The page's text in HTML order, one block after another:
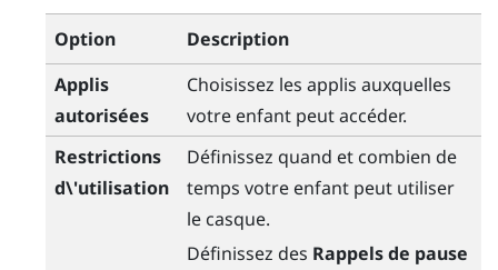
Option
Description
Applis
autorisées
Choisissez les applis auxquelles
votre enfant peut accéder.
Restrictions
d\'utilisation
Définissez quand et combien de
temps votre enfant peut utiliser
le casque.
Définissez des Rappels de pause